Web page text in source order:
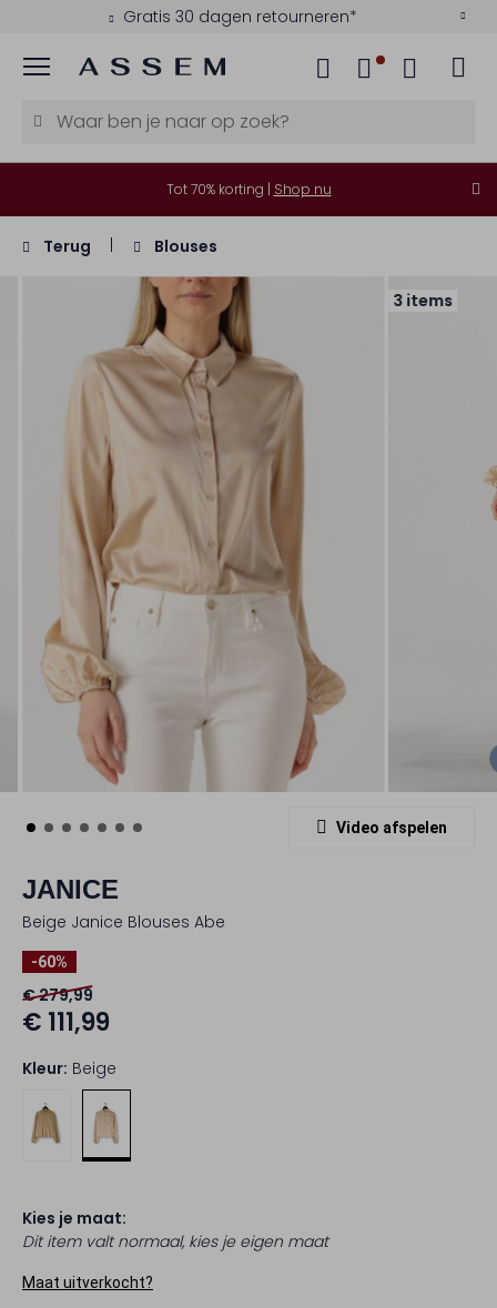
Gratis 30 dagen retourneren*
Menu
Tot 70% korting | Shop nu
Terug Blouses
3 items
Video afspelen
JANICE
Beige Janice Blouses Abe
-60%
€ 279,99
€ 111,99
Kleur: Beige
Kies je maat:
Dit item valt normaal, kies je eigen maat
Maat uitverkocht?